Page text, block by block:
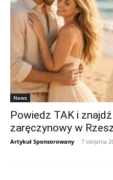
News
Powiedz TAK i
zaręczynowy w
Artykuł Sponsorowany - 7 sierpnia